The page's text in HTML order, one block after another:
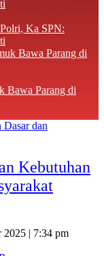
Ka SPN:
Bawa Parang di
Kebutuhan
2025 | 7:34 pm